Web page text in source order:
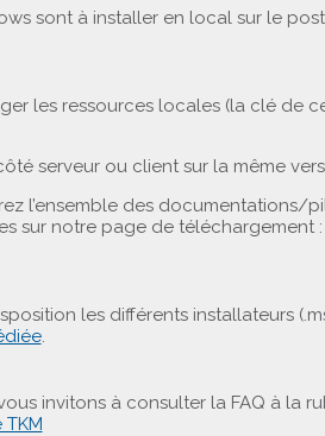
sont à installer en local sur le
les ressources locales (la clé de
serveur ou client sur la même
l’ensemble des documentations/
sur notre page de téléchargement :
les différents installateurs
.
invitons à consulter la FAQ à la